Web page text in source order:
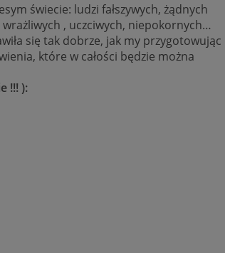
świecie: ludzi fałszywych, żądnych
, uczciwych, niepokornych…
się tak dobrze, jak my przygotowując
które w całości będzie można
!!! ):